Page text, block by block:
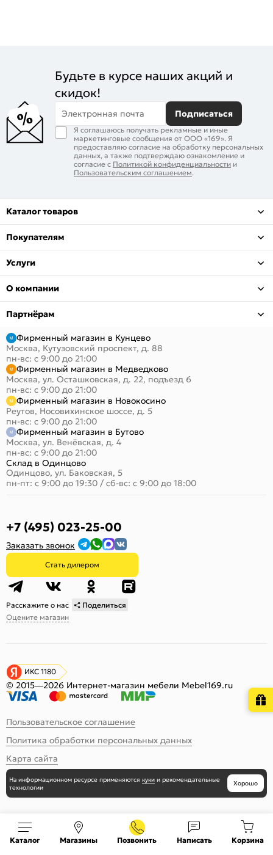
Будьте в курсе наших акций и
скидок!
Электронная почта Подписаться
Я соглашаюсь получать рекламные и иные
маркетинговые сообщения от ООО «169». Я
предоставляю согласие на обработку персональных
данных, а также подтверждаю ознакомление и
согласие с Политикой конфиденциальности и
Пользовательским соглашением.
Каталог товаров
Покупателям
Услуги
О компании
Партнёрам
Фирменный магазин в Кунцево
Москва, Кутузовский проспект, д. 88
пн-вс: с 9:00 до 21:00
Фирменный магазин в Медведково
Москва, ул. Осташковская, д. 22, подъезд 6
пн-вс: с 9:00 до 21:00
Фирменный магазин в Новокосино
Реутов, Носовихинское шоссе, д. 5
пн-вс: с 9:00 до 21:00
Фирменный магазин в Бутово
Москва, ул. Венёвская, д. 4
пн-вс: с 9:00 до 21:00
Склад в Одинцово
Одинцово, ул. Баковская, 5
пн-пт: с 9:00 до 19:30 / сб-вс: с 9:00 до 18:00
+7 (495) 023-25-00
Заказать звонок
Стать дилером
Расскажите о нас
Поделиться
Оцените магазин
ИКС 1180
© 2015—2026 Интернет-магазин мебели Mebel169.ru
Пользовательское соглашение
Политика обработки персональных данных
Карта сайта
Каталог Магазины Позвонить Написать Корзина
На информационном ресурсе применяются куки и рекомендательные
технологии
Хорошо